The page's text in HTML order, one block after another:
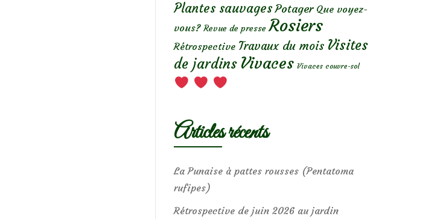
Plantes sauvages Potager Que voyez-
vous? Revue de presse Rosiers
Rétrospective Travaux du mois Visites
de jardins Vivaces Vivaces couvre-sol
Articles récents
La Punaise à pattes rousses (Pentatoma
rufipes)
Rétrospective de juin 2026 au jardin